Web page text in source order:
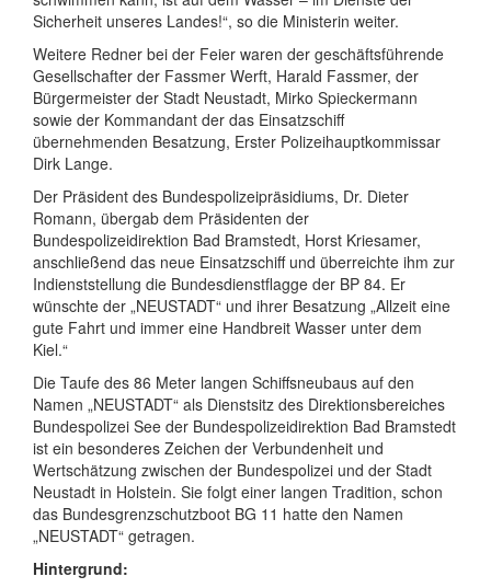
Sicherheit unseres Landes!“, so die Ministerin weiter.
Weitere Redner bei der Feier waren der geschäftsführende
Gesellschafter der Fassmer Werft, Harald Fassmer, der
Bürgermeister der Stadt Neustadt, Mirko Spieckermann
sowie der Kommandant der das Einsatzschiff
übernehmenden Besatzung, Erster Polizeihauptkommissar
Dirk Lange.
Der Präsident des Bundespolizeipräsidiums, Dr. Dieter
Romann, übergab dem Präsidenten der
Bundespolizeidirektion Bad Bramstedt, Horst Kriesamer,
anschließend das neue Einsatzschiff und überreichte ihm zur
Indienststellung die Bundesdienstflagge der BP 84. Er
wünschte der „NEUSTADT“ und ihrer Besatzung „Allzeit eine
gute Fahrt und immer eine Handbreit Wasser unter dem
Kiel.“
Die Taufe des 86 Meter langen Schiffsneubaus auf den
Namen „NEUSTADT“ als Dienstsitz des Direktionsbereiches
Bundespolizei See der Bundespolizeidirektion Bad Bramstedt
ist ein besonderes Zeichen der Verbundenheit und
Wertschätzung zwischen der Bundespolizei und der Stadt
Neustadt in Holstein. Sie folgt einer langen Tradition, schon
das Bundesgrenzschutzboot BG 11 hatte den Namen
„NEUSTADT“ getragen.
Hintergrund: